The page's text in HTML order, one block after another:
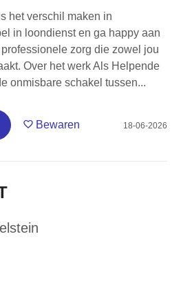
het verschil maken in
in loondienst en ga happy aan
zorg die zowel jou
Over het werk Als Helpende
onmisbare schakel tussen...
Bewaren 18-06-2026